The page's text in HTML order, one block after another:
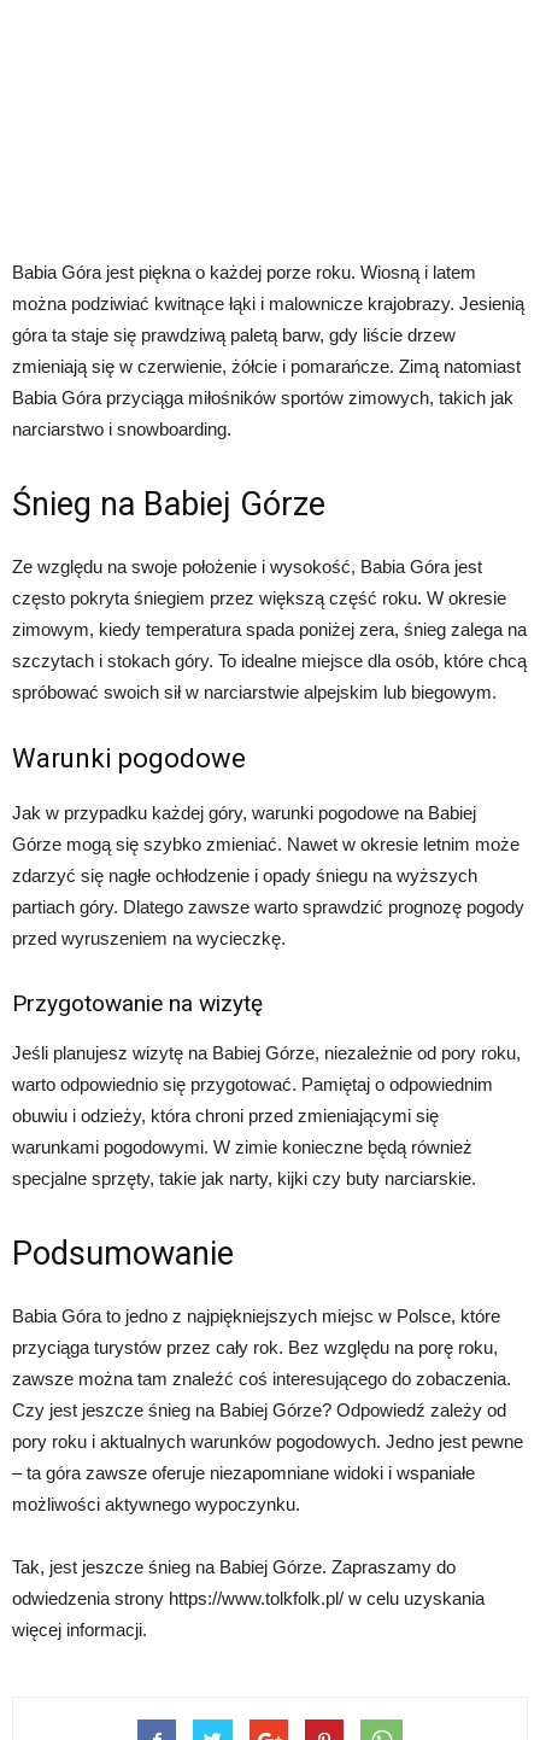
Babia Góra jest piękna o każdej porze roku. Wiosną i latem
można podziwiać kwitnące łąki i malownicze krajobrazy. Jesienią
góra ta staje się prawdziwą paletą barw, gdy liście drzew
zmieniają się w czerwienie, żółcie i pomarańcze. Zimą natomiast
Babia Góra przyciąga miłośników sportów zimowych, takich jak
narciarstwo i snowboarding.
Śnieg na Babiej Górze
Ze względu na swoje położenie i wysokość, Babia Góra jest
często pokryta śniegiem przez większą część roku. W okresie
zimowym, kiedy temperatura spada poniżej zera, śnieg zalega na
szczytach i stokach góry. To idealne miejsce dla osób, które chcą
spróbować swoich sił w narciarstwie alpejskim lub biegowym.
Warunki pogodowe
Jak w przypadku każdej góry, warunki pogodowe na Babiej
Górze mogą się szybko zmieniać. Nawet w okresie letnim może
zdarzyć się nagłe ochłodzenie i opady śniegu na wyższych
partiach góry. Dlatego zawsze warto sprawdzić prognozę pogody
przed wyruszeniem na wycieczkę.
Przygotowanie na wizytę
Jeśli planujesz wizytę na Babiej Górze, niezależnie od pory roku,
warto odpowiednio się przygotować. Pamiętaj o odpowiednim
obuwiu i odzieży, która chroni przed zmieniającymi się
warunkami pogodowymi. W zimie konieczne będą również
specjalne sprzęty, takie jak narty, kijki czy buty narciarskie.
Podsumowanie
Babia Góra to jedno z najpiękniejszych miejsc w Polsce, które
przyciąga turystów przez cały rok. Bez względu na porę roku,
zawsze można tam znaleźć coś interesującego do zobaczenia.
Czy jest jeszcze śnieg na Babiej Górze? Odpowiedź zależy od
pory roku i aktualnych warunków pogodowych. Jedno jest pewne
– ta góra zawsze oferuje niezapomniane widoki i wspaniałe
możliwości aktywnego wypoczynku.
Tak, jest jeszcze śnieg na Babiej Górze. Zapraszamy do
odwiedzenia strony https://www.tolkfolk.pl/ w celu uzyskania
więcej informacji.